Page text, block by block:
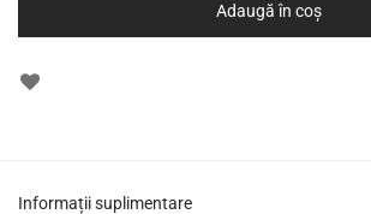
Adaugă în coș
Informații suplimentare